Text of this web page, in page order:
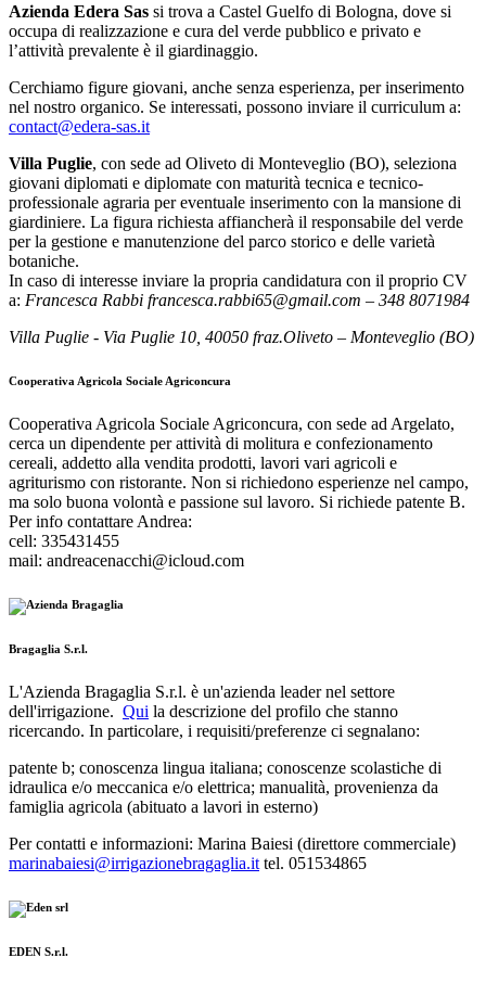
Azienda Edera Sas si trova a Castel Guelfo di Bologna, dove si
occupa di realizzazione e cura del verde pubblico e privato e
l’attività prevalente è il giardinaggio.
Cerchiamo figure giovani, anche senza esperienza, per inserimento
nel nostro organico. Se interessati, possono inviare il curriculum a:
contact@edera-sas.it
Villa Puglie, con sede ad Oliveto di Monteveglio (BO), seleziona
giovani diplomati e diplomate con maturità tecnica e tecnico-
professionale agraria per eventuale inserimento con la mansione di
giardiniere. La figura richiesta affiancherà il responsabile del verde
per la gestione e manutenzione del parco storico e delle varietà
botaniche.
In caso di interesse inviare la propria candidatura con il proprio CV
a: Francesca Rabbi francesca.rabbi65@gmail.com – 348 8071984
Villa Puglie - Via Puglie 10, 40050 fraz.Oliveto – Monteveglio (BO)
Cooperativa Agricola Sociale Agriconcura
Cooperativa Agricola Sociale Agriconcura, con sede ad Argelato,
cerca un dipendente per attività di molitura e confezionamento
cereali, addetto alla vendita prodotti, lavori vari agricoli e
agriturismo con ristorante. Non si richiedono esperienze nel campo,
ma solo buona volontà e passione sul lavoro. Si richiede patente B.
Per info contattare Andrea:
cell: 335431455
mail: andreacenacchi@icloud.com
Bragaglia S.r.l.
L'Azienda Bragaglia S.r.l. è un'azienda leader nel settore
dell'irrigazione. Qui la descrizione del profilo che stanno
ricercando. In particolare, i requisiti/preferenze ci segnalano:
patente b; conoscenza lingua italiana; conoscenze scolastiche di
idraulica e/o meccanica e/o elettrica; manualità, provenienza da
famiglia agricola (abituato a lavori in esterno)
Per contatti e informazioni: Marina Baiesi (direttore commerciale)
marinabaiesi@irrigazionebragaglia.it tel. 051534865
EDEN S.r.l.